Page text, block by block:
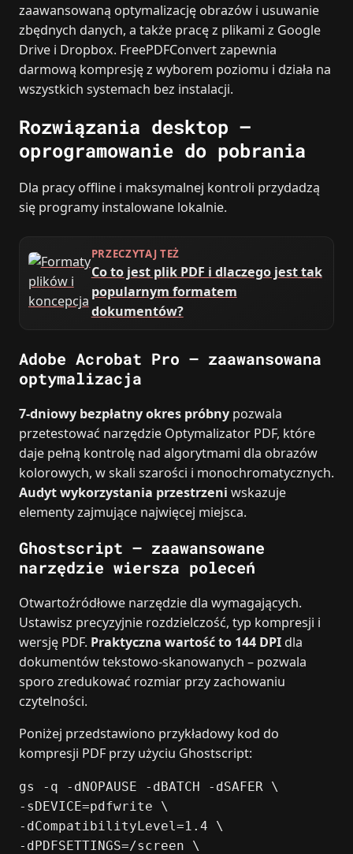
zaawansowaną optymalizację obrazów i usuwanie
zbędnych danych, a także pracę z plikami z Google
Drive i Dropbox. FreePDFConvert zapewnia
darmową kompresję z wyborem poziomu i działa na
wszystkich systemach bez instalacji.
Rozwiązania desktop –
oprogramowanie do pobrania
Dla pracy offline i maksymalnej kontroli przydadzą
się programy instalowane lokalnie.
PRZECZYTAJ TEŻ
Co to jest plik PDF i dlaczego jest tak
popularnym formatem
dokumentów?
Adobe Acrobat Pro – zaawansowana
optymalizacja
7‑dniowy bezpłatny okres próbny pozwala
przetestować narzędzie Optymalizator PDF, które
daje pełną kontrolę nad algorytmami dla obrazów
kolorowych, w skali szarości i monochromatycznych.
Audyt wykorzystania przestrzeni wskazuje
elementy zajmujące najwięcej miejsca.
Ghostscript – zaawansowane
narzędzie wiersza poleceń
Otwartoźródłowe narzędzie dla wymagających.
Ustawisz precyzyjnie rozdzielczość, typ kompresji i
wersję PDF. Praktyczna wartość to 144 DPI dla
dokumentów tekstowo‑skanowanych – pozwala
sporo zredukować rozmiar przy zachowaniu
czytelności.
Poniżej przedstawiono przykładowy kod do
kompresji PDF przy użyciu Ghostscript:
gs -q -dNOPAUSE -dBATCH -dSAFER \
-sDEVICE=pdfwrite \
-dCompatibilityLevel=1.4 \
-dPDFSETTINGS=/screen \